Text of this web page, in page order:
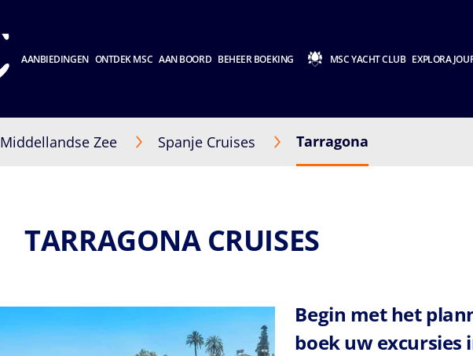
AANBIEDINGEN ONTDEK MSC AAN BOORD BEHEER BOEKING MSC YACHT CLUB EXPLORA
Middellandse Zee Spanje Cruises Tarragona
TARRAGONA CRUISES
Begin met het
boek uw excursies